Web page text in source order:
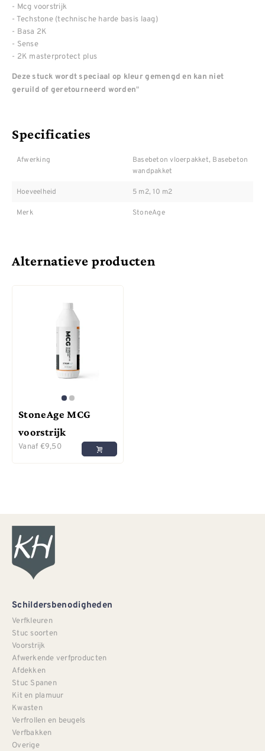
- Mcg voorstrijk
- Techstone (technische harde basis laag)
- Basa 2K
- Sense
- 2K masterprotect plus
Deze stuck wordt speciaal op kleur gemengd en kan niet
geruild of geretourneerd worden"
Specificaties
Afwerking
Basebeton vloerpakket, Basebeton
wandpakket
Hoeveelheid 5 m2, 10 m2
Merk StoneAge
Alternatieve producten
StoneAge MCG
voorstrijk
Vanaf €9,50
Schildersbenodigheden
Verfkleuren
Stuc soorten
Voorstrijk
Afwerkende verfproducten
Afdekken
Stuc Spanen
Kit en plamuur
Kwasten
Verfrollen en beugels
Verfbakken
Overige